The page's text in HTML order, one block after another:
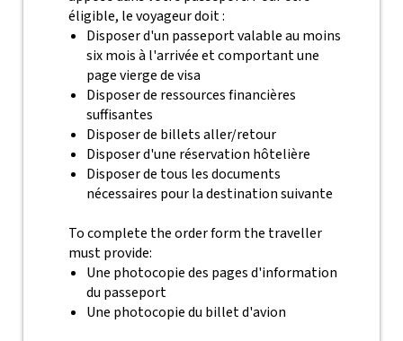
éligible, le voyageur doit :
Disposer d'un passeport valable au moins
six mois à l'arrivée et comportant une
page vierge de visa
Disposer de ressources financières
suffisantes
Disposer de billets aller/retour
Disposer d'une réservation hôtelière
Disposer de tous les documents
nécessaires pour la destination suivante
To complete the order form the traveller
must provide:
Une photocopie des pages d'information
du passeport
Une photocopie du billet d'avion